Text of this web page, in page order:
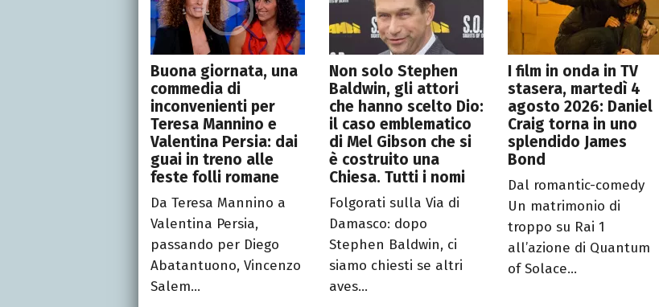
Buona giornata, una
commedia di
inconvenienti per
Teresa Mannino e
Valentina Persia: dai
guai in treno alle
feste folli romane
Da Teresa Mannino a
Valentina Persia,
passando per Diego
Abatantuono, Vincenzo
Salem...
Non solo Stephen
Baldwin, gli attori
che hanno scelto Dio:
il caso emblematico
di Mel Gibson che si
è costruito una
Chiesa. Tutti i nomi
Folgorati sulla Via di
Damasco: dopo
Stephen Baldwin, ci
siamo chiesti se altri
aves...
I film in onda in TV
stasera, martedì 4
agosto 2026: Daniel
Craig torna in uno
splendido James
Bond
Dal romantic-comedy
Un matrimonio di
troppo su Rai 1
all’azione di Quantum
of Solace...